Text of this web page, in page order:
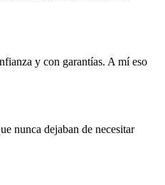
y con garantías. A mí eso
nunca dejaban de necesitar